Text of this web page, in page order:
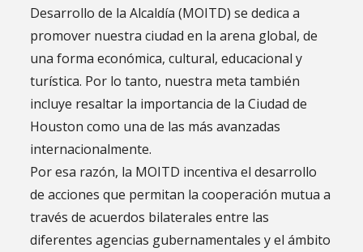
Desarrollo de la Alcaldía (MOITD) se dedica a
promover nuestra ciudad en la arena global, de
una forma económica, cultural, educacional y
turística. Por lo tanto, nuestra meta también
incluye resaltar la importancia de la Ciudad de
Houston como una de las más avanzadas
internacionalmente.
Por esa razón, la MOITD incentiva el desarrollo
de acciones que permitan la cooperación mutua a
través de acuerdos bilaterales entre las
diferentes agencias gubernamentales y el ámbito